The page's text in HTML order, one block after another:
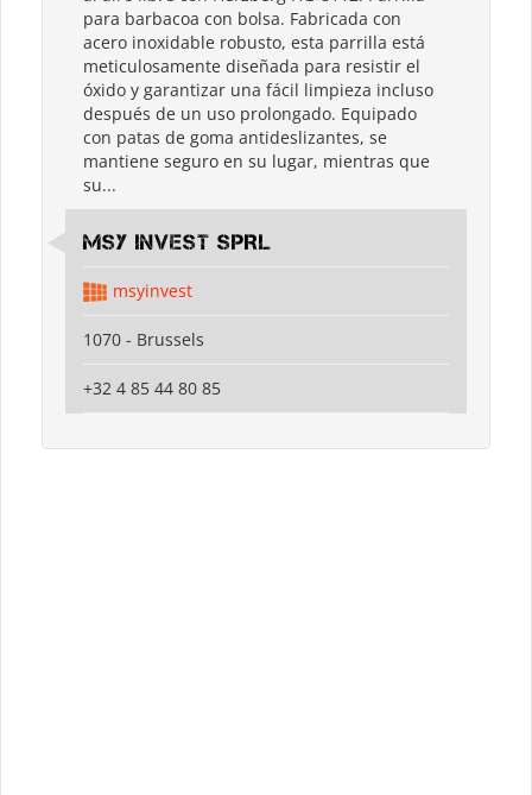
para barbacoa con bolsa. Fabricada con
acero inoxidable robusto, esta parrilla está
meticulosamente diseñada para resistir el
óxido y garantizar una fácil limpieza incluso
después de un uso prolongado. Equipado
con patas de goma antideslizantes, se
mantiene seguro en su lugar, mientras que
su...
MSY INVEST SPRL
msyinvest
1070 - Brussels
+32 4 85 44 80 85